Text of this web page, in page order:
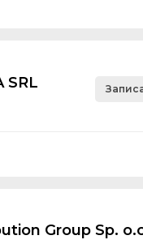
SRL
Group Sp.